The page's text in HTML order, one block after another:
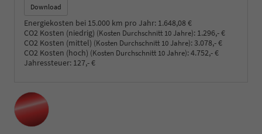
Download
Energiekosten bei 15.000 km pro Jahr: 1.648,08 €
CO2 Kosten (niedrig) (Kosten Durchschnitt 10 Jahre): 1.296,- €
CO2 Kosten (mittel) (Kosten Durchschnitt 10 Jahre):3.078,- €
CO2 Kosten (hoch) (Kosten Durchschnitt 10 Jahre):4.752,- €
Jahressteuer: 127,- €